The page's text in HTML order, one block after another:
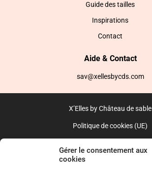
Gérer le consentement aux
cookies
Guide des tailles
Inspirations
Contact
Aide & Contact
sav@xellesbycds.com
X’Elles by Château de sable
Politique de cookies (UE)
Réalisé par l’agence web :